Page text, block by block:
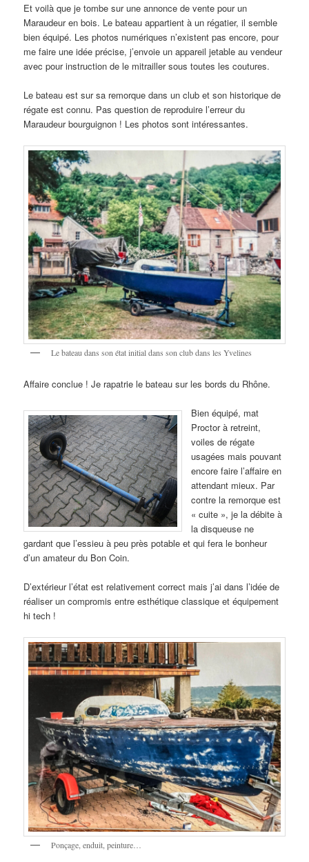
Et voilà que je tombe sur une annonce de vente pour un
Maraudeur en bois. Le bateau appartient à un régatier, il semble
bien équipé. Les photos numériques n’existent pas encore, pour
me faire une idée précise, j’envoie un appareil jetable au vendeur
avec pour instruction de le mitrailler sous toutes les coutures.
Le bateau est sur sa remorque dans un club et son historique de
régate est connu. Pas question de reproduire l’erreur du
Maraudeur bourguignon ! Les photos sont intéressantes.
Le bateau dans son état initial dans son club dans les Yvelines
Affaire conclue ! Je rapatrie le bateau sur les bords du Rhône.
Bien équipé, mat
Proctor à retreint,
voiles de régate
usagées mais pouvant
encore faire l’affaire en
attendant mieux. Par
contre la remorque est
« cuite », je la débite à
la disqueuse ne
gardant que l’essieu à peu près potable et qui fera le bonheur
d’un amateur du Bon Coin.
D’extérieur l’état est relativement correct mais j’ai dans l’idée de
réaliser un compromis entre esthétique classique et équipement
hi tech !
Ponçage, enduit, peinture…